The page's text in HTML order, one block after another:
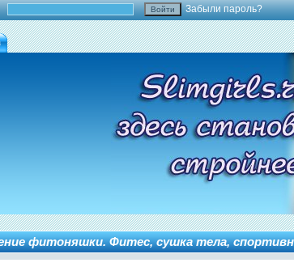
Забыли пароль?
фитоняшки. Фитес, сушка тела,